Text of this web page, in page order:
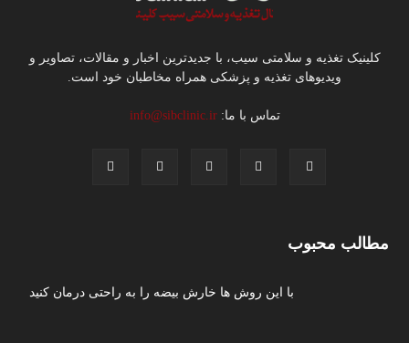
کلینیک تغذیه و سلامتی سیب، با جدیدترین اخبار و مقالات، تصاویر و
ویدیوهای تغذیه و پزشکی همراه مخاطبان خود است.
تماس با ما:info@sibclinic.ir
مطالب محبوب
با این روش ها خارش بیضه را به راحتی درمان کنید